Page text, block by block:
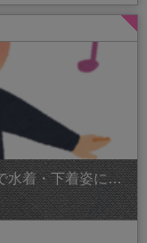
水着・下着姿に…